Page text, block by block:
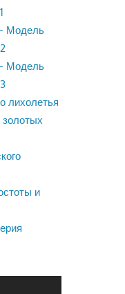
Модель
Модель
лихолетья
золотых
и